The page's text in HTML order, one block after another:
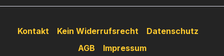
Kontakt Kein Widerrufsrecht
Datenschutz
AGB
Impressum